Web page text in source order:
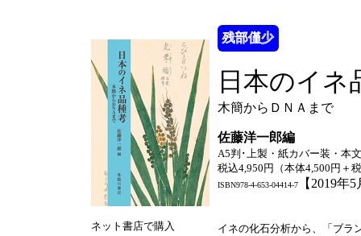
ネット書店で購入
残部僅少
日本のイネ
木簡からＤＮＡまで
佐藤洋一郎編
A5判･上製・紙カバー装・本
税込4,950円（本体4,500円＋
ISBN978-4-653-04414-7【2019年5
イネの化石分析から、「ブラ